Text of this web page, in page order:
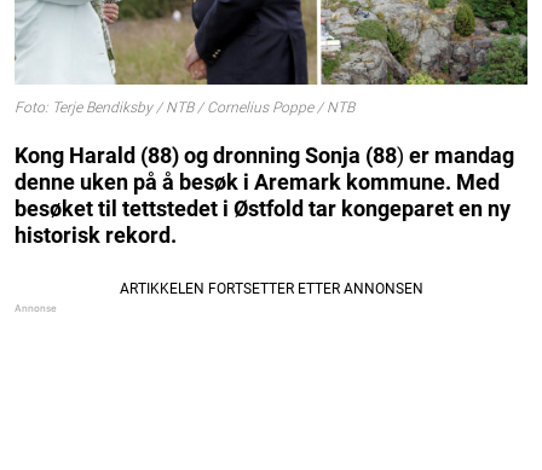
Foto: Terje Bendiksby / NTB / Cornelius Poppe / NTB
Kong Harald (88) og dronning Sonja (88) er mandag
denne uken på å besøk i Aremark kommune. Med
besøket til tettstedet i Østfold tar kongeparet en ny
historisk rekord.